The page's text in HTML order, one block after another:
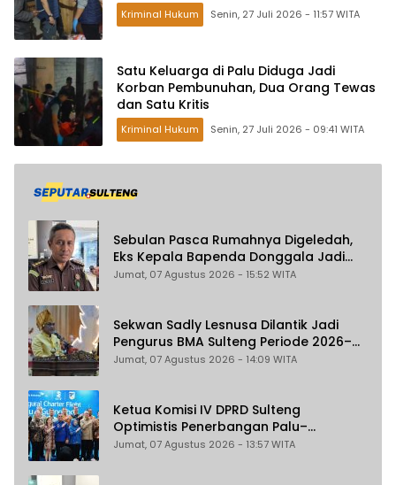
Kriminal Hukum Senin, 27 Juli 2026 - 11:57 WITA
Satu Keluarga di Palu Diduga Jadi
Korban Pembunuhan, Dua Orang Tewas
dan Satu Kritis
Kriminal Hukum Senin, 27 Juli 2026 - 09:41 WITA
Sebulan Pasca Rumahnya Digeledah,
Eks Kepala Bapenda Donggala Jadi
Tersangka Dugaan Korupsi
Jumat, 07 Agustus 2026 - 15:52 WITA
Sekwan Sadly Lesnusa Dilantik Jadi
Pengurus BMA Sulteng Periode 2026–
2031
Jumat, 07 Agustus 2026 - 14:09 WITA
Ketua Komisi IV DPRD Sulteng
Optimistis Penerbangan Palu–
Guangzhou Dongkrak Ekspor dan
Jumat, 07 Agustus 2026 - 13:57 WITA